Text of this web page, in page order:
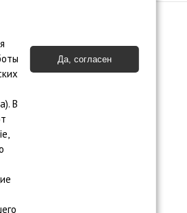
защищены.
собственностью их
наличии правовых оснований в
152-ФЗ. Субъектами установлены
неограниченным кругом лиц
данных
В
Да, согласен